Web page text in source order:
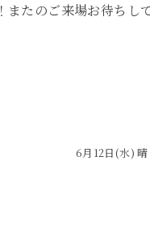
またのご来場お待ちし
6月12日(水)